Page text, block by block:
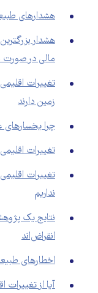
هشدارهای
هشدار
مالی در صورت
تغییرات
زمین دارند
چرا
تغییرات
تغییرات
نداریم
نتایج یک
انقراض‌اند
اخطارهای
آیا از